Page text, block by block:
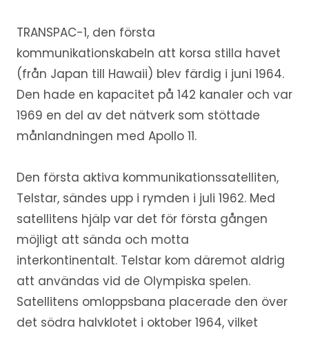
TRANSPAC-1, den första
kommunikationskabeln att korsa stilla havet
(från Japan till Hawaii) blev färdig i juni 1964.
Den hade en kapacitet på 142 kanaler och var
1969 en del av det nätverk som stöttade
månlandningen med Apollo 11.
Den första aktiva kommunikationssatelliten,
Telstar, sändes upp i rymden i juli 1962. Med
satellitens hjälp var det för första gången
möjligt att sända och motta
interkontinentalt. Telstar kom däremot aldrig
att användas vid de Olympiska spelen.
Satellitens omloppsbana placerade den över
det södra halvklotet i oktober 1964, vilket